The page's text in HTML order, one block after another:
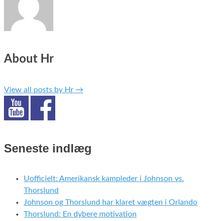
About Hr
View all posts by Hr →
Seneste indlæg
Uofficielt: Amerikansk kampleder i Johnson vs.
Thorslund
Johnson og Thorslund har klaret vægten i Orlando
Thorslund: En dybere motivation